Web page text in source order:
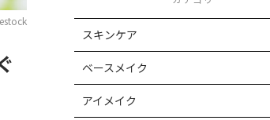
スキンケア
ベースメイク
アイメイク